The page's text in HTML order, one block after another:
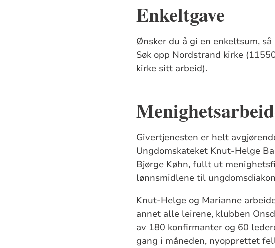
Enkeltgave
Ønsker du å gi en enkeltsum,
Søk opp Nordstrand kirke
kirke sitt arbeid).
Givertjenesten er helt
Ungdomskateket Knut-Helge
Bjørge Køhn, fullt ut
lønnsmidlene til
Knut-Helge og Marianne
annet alle leirene, klubben
av 180 konfirmanter og 60
gang i måneden, nyopprettet